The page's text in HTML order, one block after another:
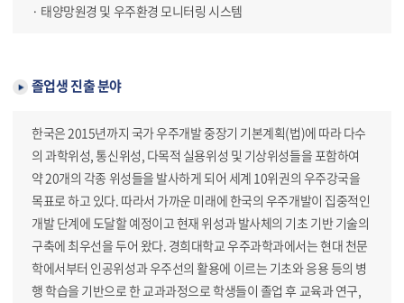
· 태양망원경 및 우주환경 모니터링 시스템
졸업생 진출 분야
한국은 2015년까지 국가 우주개발 중장기 기본계획(법)에 따라 다수
의 과학위성, 통신위성, 다목적 실용위성 및 기상위성들을 포함하여
약 20개의 각종 위성들을 발사하게 되어 세계 10위권의 우주강국을
목표로 하고 있다. 따라서 가까운 미래에 한국의 우주개발이 집중적인
개발 단계에 도달할 예정이고 현재 위성과 발사체의 기초 기반 기술의
구축에 최우선을 두어 왔다. 경희대학교 우주과학과에서는 현대 천문
학에서부터 인공위성과 우주선의 활용에 이르는 기초와 응용 등의 병
행 학습을 기반으로 한 교과과정으로 학생들이 졸업 후 교육과 연구,